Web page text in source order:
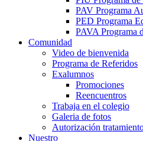
PAV Programa
PED Programa
PAVA Programa
Comunidad
Video de bienvenida
Programa de Referidos
Exalumnos
Promociones
Reencuentros
Trabaja en el colegio
Galeria de fotos
Autorización
Nuestro